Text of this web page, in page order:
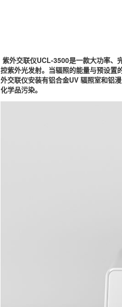
紫外交联仪UCL-3500是一款大功率、
控紫外光发射。当辐照的能量与预设置
外交联仪安装有铝合金UV 辐照室和铝
化学品污染。